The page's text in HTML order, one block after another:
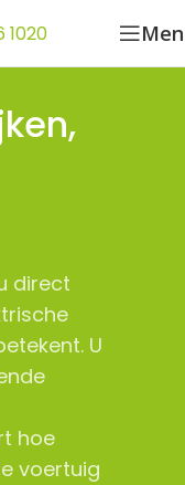
1020
direct
U
hoe
voertuig